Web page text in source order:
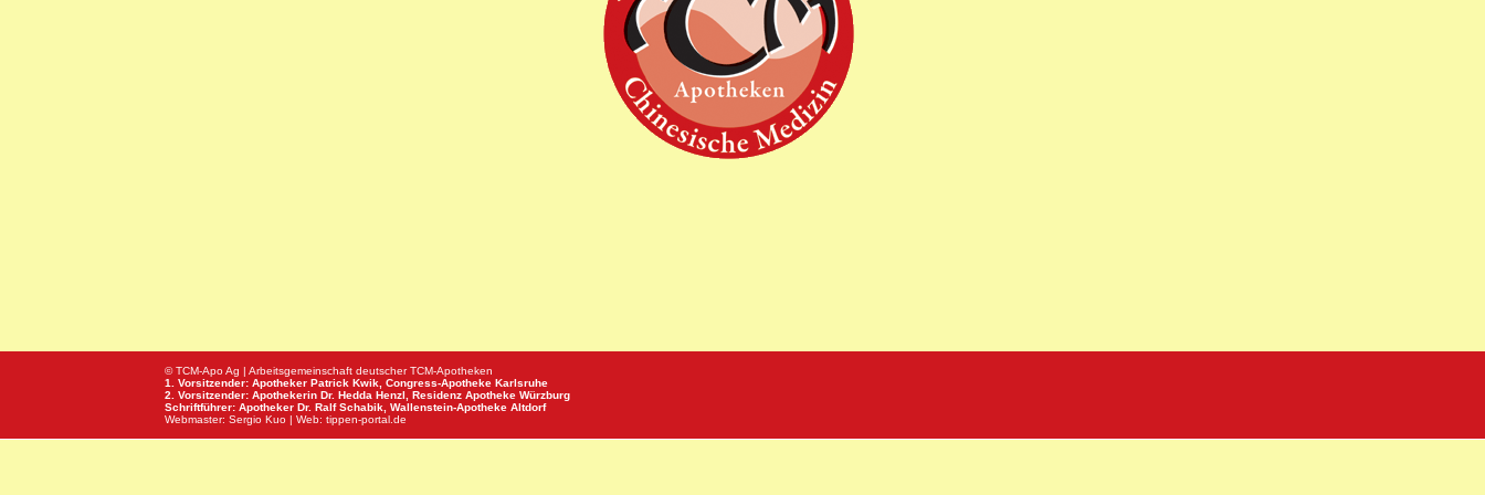
© TCM-Apo Ag | Arbeitsgemeinschaft deutscher TCM-Apotheken
1. Vorsitzender: Apotheker Patrick Kwik, Congress-Apotheke Karlsruhe
2. Vorsitzender: Apothekerin Dr. Hedda Henzl, Residenz Apotheke Würzburg
Schriftführer: Apotheker Dr. Ralf Schabik, Wallenstein-Apotheke Altdorf
Webmaster: Sergio Kuo | Web: tippen-portal.de